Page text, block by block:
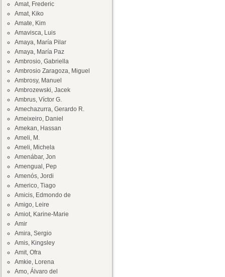
Amat, Frederic
Amat, Kiko
Amate, Kim
Amavisca, Luis
Amaya, María Pilar
Amaya, María Paz
Ambrosio, Gabriella
Ambrosio Zaragoza, Miguel
Ambrosy, Manuel
Ambrozewski, Jacek
Ambrus, Víctor G.
Amechazurra, Gerardo R.
Ameixeiro, Daniel
Amekan, Hassan
Ameli, M.
Ameli, Michela
Amenábar, Jon
Amengual, Pep
Amenós, Jordi
Americo, Tiago
Amicis, Edmondo de
Amigo, Leire
Amiot, Karine-Marie
Amir
Amira, Sergio
Amis, Kingsley
Amit, Ofra
Amkie, Lorena
Amo, Álvaro del